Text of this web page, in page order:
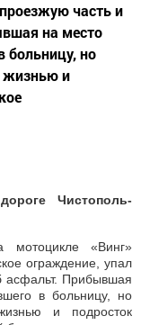
часть и
на место
больницу, но
жизнью и
Чистополь-
мотоцикле «Винг»
ограждение, упал
асфальт. Прибывшая
в больницу, но
и подросток